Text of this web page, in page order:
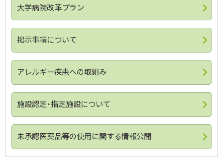
大学病院改革プラン
掲示事項について
アレルギー疾患への取組み
施設認定・指定施設について
未承認医薬品等の使用に関する情報公開